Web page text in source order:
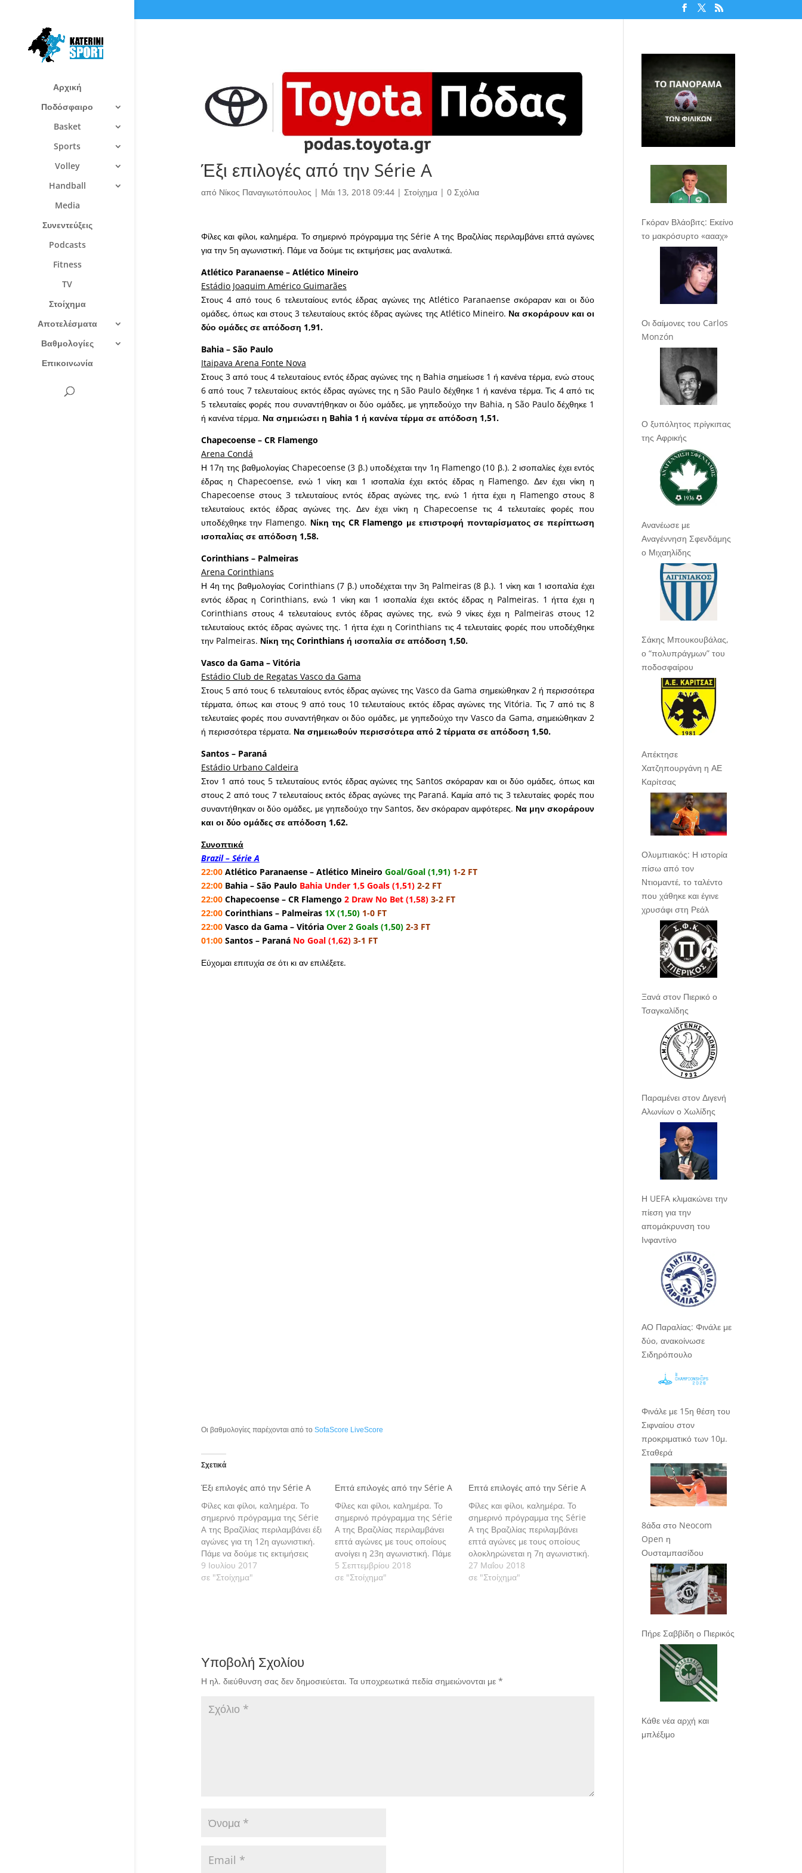
Αρχική
Ποδόσφαιρο
Basket
Sports
Volley
Handball
Media
Συνεντεύξεις
Podcasts
Fitness
TV
Στοίχημα
Αποτελέσματα
Βαθμολογίες
Επικοινωνία
Έξι επιλογές από την Série A
από Νίκος Παναγιωτόπουλος | Μάι 13, 2018 09:44| Στοίχημα| 0 Σχόλια
Φίλες και φίλοι, καλημέρα. Το σημερινό πρόγραμμα της Série A της Βραζιλίας περιλαμβάνει επτά αγώνες
για την 5η αγωνιστική. Πάμε να δούμε τις εκτιμήσεις μας αναλυτικά.
Atlético Paranaense – Atlético Mineiro
Estádio Joaquim Américo Guimarães
Στους 4 από τους 6 τελευταίους εντός έδρας αγώνες της Atlético Paranaense σκόραραν και οι δύο
ομάδες, όπως και στους 3 τελευταίους εκτός έδρας αγώνες της Atlético Mineiro. Να σκοράρουν και οι
δύο ομάδες σε απόδοση 1,91.
Bahia – São Paulo
Itaipava Arena Fonte Nova
Στους 3 από τους 4 τελευταίους εντός έδρας αγώνες της η Bahia σημείωσε 1 ή κανένα τέρμα, ενώ στους
6 από τους 7 τελευταίους εκτός έδρας αγώνες της η São Paulo δέχθηκε 1 ή κανένα τέρμα. Τις 4 από τις
5 τελευταίες φορές που συναντήθηκαν οι δύο ομάδες, με γηπεδούχο την Bahia, η São Paulo δέχθηκε 1
ή κανένα τέρμα. Να σημειώσει η Bahia 1 ή κανένα τέρμα σε απόδοση 1,51.
Chapecoense – CR Flamengo
Arena Condá
Η 17η της βαθμολογίας Chapecoense (3 β.) υποδέχεται την 1η Flamengo (10 β.). 2 ισοπαλίες έχει εντός
έδρας η Chapecoense, ενώ 1 νίκη και 1 ισοπαλία έχει εκτός έδρας η Flamengo. Δεν έχει νίκη η
Chapecoense στους 3 τελευταίους εντός έδρας αγώνες της, ενώ 1 ήττα έχει η Flamengo στους 8
τελευταίους εκτός έδρας αγώνες της. Δεν έχει νίκη η Chapecoense τις 4 τελευταίες φορές που
υποδέχθηκε την Flamengo. Νίκη της CR Flamengo με επιστροφή πονταρίσματος σε περίπτωση
ισοπαλίας σε απόδοση 1,58.
Corinthians – Palmeiras
Arena Corinthians
Η 4η της βαθμολογίας Corinthians (7 β.) υποδέχεται την 3η Palmeiras (8 β.). 1 νίκη και 1 ισοπαλία έχει
εντός έδρας η Corinthians, ενώ 1 νίκη και 1 ισοπαλία έχει εκτός έδρας η Palmeiras. 1 ήττα έχει η
Corinthians στους 4 τελευταίους εντός έδρας αγώνες της, ενώ 9 νίκες έχει η Palmeiras στους 12
τελευταίους εκτός έδρας αγώνες της. 1 ήττα έχει η Corinthians τις 4 τελευταίες φορές που υποδέχθηκε
την Palmeiras. Νίκη της Corinthians ή ισοπαλία σε απόδοση 1,50.
Vasco da Gama – Vitória
Estádio Club de Regatas Vasco da Gama
Στους 5 από τους 6 τελευταίους εντός έδρας αγώνες της Vasco da Gama σημειώθηκαν 2 ή περισσότερα
τέρματα, όπως και στους 9 από τους 10 τελευταίους εκτός έδρας αγώνες της Vitória. Τις 7 από τις 8
τελευταίες φορές που συναντήθηκαν οι δύο ομάδες, με γηπεδούχο την Vasco da Gama, σημειώθηκαν 2
ή περισσότερα τέρματα. Να σημειωθούν περισσότερα από 2 τέρματα σε απόδοση 1,50.
Santos – Paraná
Estádio Urbano Caldeira
Στον 1 από τους 5 τελευταίους εντός έδρας αγώνες της Santos σκόραραν και οι δύο ομάδες, όπως και
στους 2 από τους 7 τελευταίους εκτός έδρας αγώνες της Paraná. Καμία από τις 3 τελευταίες φορές που
συναντήθηκαν οι δύο ομάδες, με γηπεδούχο την Santos, δεν σκόραραν αμφότερες. Να μην σκοράρουν
και οι δύο ομάδες σε απόδοση 1,62.
Συνοπτικά
Brazil – Série A
22:00Atlético Paranaense – Atlético Mineiro Goal/Goal (1,91)1-2 FT
22:00Bahia – São Paulo Bahia Under 1,5 Goals (1,51)2-2 FT
22:00Chapecoense – CR Flamengo 2 Draw No Bet (1,58)3-2 FT
22:00Corinthians – Palmeiras1X (1,50)1-0 FT
22:00Vasco da Gama – VitóriaOver 2 Goals (1,50)2-3 FT
01:00Santos – ParanáNo Goal (1,62)3-1 FT
Εύχομαι επιτυχία σε ότι κι αν επιλέξετε.
Οι βαθμολογίες παρέχονται από το SofaScore LiveScore
Σχετικά
Έξι επιλογές από την Série A
Φίλες και φίλοι, καλημέρα. Το
σημερινό πρόγραμμα της Série
A της Βραζίλίας περιλαμβάνει έξι
αγώνες για τη 12η αγωνιστική.
Πάμε να δούμε τις εκτιμήσεις
μας αναλυτικά.
9 Ιουλίου 2017
σε "Στοίχημα"
Επτά επιλογές από την Série A
Φίλες και φίλοι, καλημέρα. Το
σημερινό πρόγραμμα της Série
A της Βραζιλίας περιλαμβάνει
επτά αγώνες με τους οποίους
ανοίγει η 23η αγωνιστική. Πάμε
να δούμε τις εκτιμήσεις μας
αναλυτικά.
5 Σεπτεμβρίου 2018
σε "Στοίχημα"
Επτά επιλογές από την Série A
Φίλες και φίλοι, καλημέρα. Το
σημερινό πρόγραμμα της Série
A της Βραζιλίας περιλαμβάνει
επτά αγώνες με τους οποίους
ολοκληρώνεται η 7η αγωνιστική.
Πάμε να δούμε τις εκτιμήσεις
μας αναλυτικά.
27 Μαΐου 2018
σε "Στοίχημα"
Υποβολή Σχολίου
Η ηλ. διεύθυνση σας δεν δημοσιεύεται. Τα υποχρεωτικά πεδία σημειώνονται με *
Γκόραν Βλάοβιτς: Εκείνο
το μακρόσυρτο «αααχ»
Οι δαίμονες του Carlos
Monzón
Ο ξυπόλητος πρίγκιπας
της Αφρικής
Ανανέωσε με
Αναγέννηση Σφενδάμης
ο Μιχαηλίδης
Σάκης Μπουκουβάλας,
ο “πολυπράγμων” του
ποδοσφαίρου
Απέκτησε
Χατζηπουργάνη η ΑΕ
Καρίτσας
Ολυμπιακός: Η ιστορία
πίσω από τον
Ντιομαντέ, το ταλέντο
που χάθηκε και έγινε
χρυσάφι στη Ρεάλ
Ξανά στον Πιερικό ο
Τσαγκαλίδης
Παραμένει στον Διγενή
Αλωνίων ο Χωλίδης
Η UEFA κλιμακώνει την
πίεση για την
απομάκρυνση του
Ινφαντίνο
ΑΟ Παραλίας: Φινάλε με
δύο, ανακοίνωσε
Σιδηρόπουλο
Φινάλε με 15η θέση του
Σιφναίου στον
προκριματικό των 10μ.
Σταθερά
8άδα στο Neocom
Open η
Ουσταμπασίδου
Πήρε Σαββίδη ο Πιερικός
Κάθε νέα αρχή και
μπλέξιμο